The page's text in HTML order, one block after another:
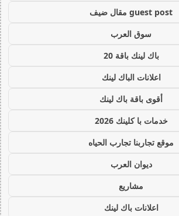
guest post مقال ضيف
سوق العرب
باك لينك باقة 20
اعلانات الباك لينك
أقوى باقة باك لينك
خدمات با كلينك 2026
موقع تجاربنا تجارب الحياه
ديوان العرب
مشاريع
اعلانات باك لينك